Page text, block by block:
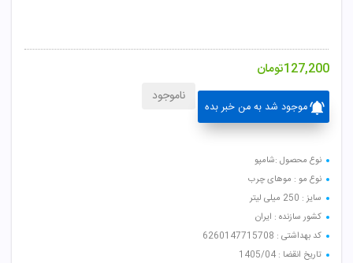
127,200تومان
موجود شد به من خبر بده
ناموجود
نوع محصول :شامپو
نوع مو : موهای چرب
سایز : 250 میلی لیتر
کشور سازنده : ایران
کد بهداشتی : 6260147715708
تاریخ انقضا : 1405/04